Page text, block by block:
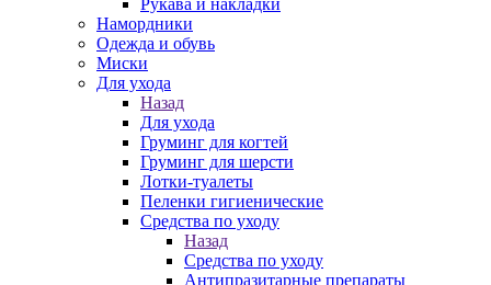
Рукава и накладки
Намордники
Одежда и обувь
Миски
Для ухода
Назад
Для ухода
Груминг для когтей
Груминг для шерсти
Лотки-туалеты
Пеленки гигиенические
Средства по уходу
Назад
Средства по уходу
Антипразитарные препараты